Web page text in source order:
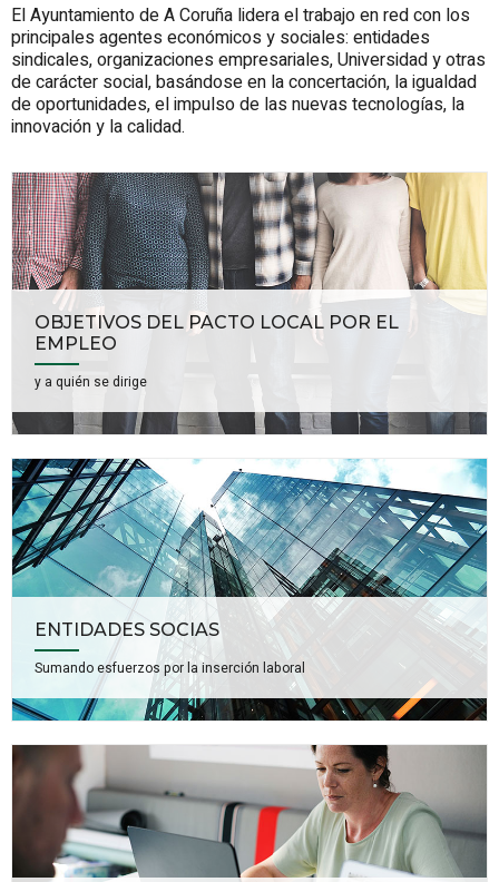
El Ayuntamiento de A Coruña lidera el trabajo en red con los
principales agentes económicos y sociales: entidades
sindicales, organizaciones empresariales, Universidad y otras
de carácter social, basándose en la concertación, la igualdad
de oportunidades, el impulso de las nuevas tecnologías, la
innovación y la calidad.
OBJETIVOS DEL PACTO LOCAL POR EL
EMPLEO
y a quién se dirige
ENTIDADES SOCIAS
Sumando esfuerzos por la inserción laboral